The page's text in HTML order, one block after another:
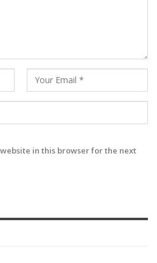
in this browser for the next